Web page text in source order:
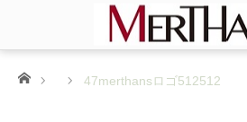
ホーム 47merthansロゴ512512